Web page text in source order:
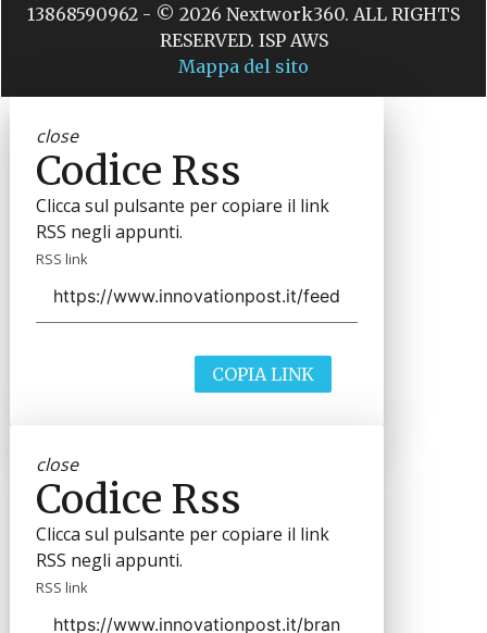
13868590962 - © 2026 Nextwork360. ALL RIGHTS
RESERVED. ISP AWS
Mappa del sito
close
Codice Rss
Clicca sul pulsante per copiare il link
RSS negli appunti.
RSS link
COPIA LINK
close
Codice Rss
Clicca sul pulsante per copiare il link
RSS negli appunti.
RSS link